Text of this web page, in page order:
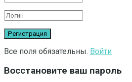
Все поля обязательны. Войти
Восстановите ваш пароль